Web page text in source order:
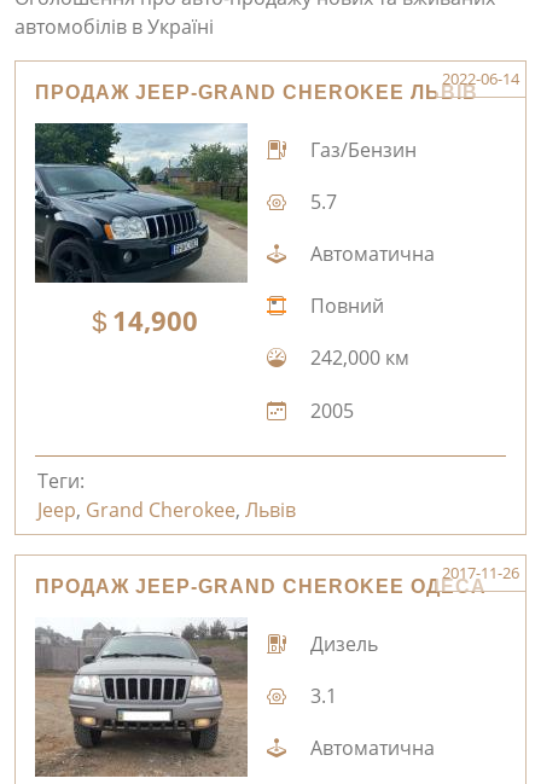
автомобілів в Україні
ПРОДАЖ JEEP-GRAND CHEROKEE ЛЬВІВ
2022-06-14
14,900
Газ/Бензин
5.7
Автоматична
Повний
242,000 км
2005
Теги:
Jeep, Grand Cherokee, Львів
ПРОДАЖ JEEP-GRAND CHEROKEE ОДЕСА
2017-11-26
Дизель
3.1
Автоматична